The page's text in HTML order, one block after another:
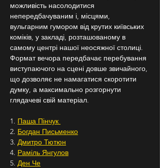
можливість насолодитися
непередбачуваним і, місцями,
вульгарним гумором від крутих київських
коміків, у закладі, розташованому в
самому центрі нашої неосяжної столиці.
Формат вечора передбачає перебування
виступаючого на сцені довше звичайного,
що дозволяє не намагатися скоротити
думку, а максимально розгорнути
глядачеві свій матеріал.
1. Паша Пінчук
2. Богдан Письменко
3. Дмитро Тютюн
4. Раміль Янгулов
5. Ден Че